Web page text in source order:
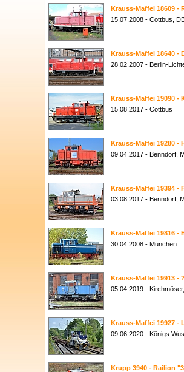
Krauss-Maffei 18609 -
15.07.2008 - Cottbus,
Krauss-Maffei 18640 -
28.02.2007 - Berlin-
Krauss-Maffei 19090 -
15.08.2017 - Cottbus
Krauss-Maffei 19280 -
09.04.2017 - Benndorf,
Krauss-Maffei 19394 -
03.08.2017 - Benndorf,
Krauss-Maffei 19816 -
30.04.2008 - München
Krauss-Maffei 19913 -
05.04.2019 -
Krauss-Maffei 19927 -
09.06.2020 - Königs
Krupp 3940 - Railion